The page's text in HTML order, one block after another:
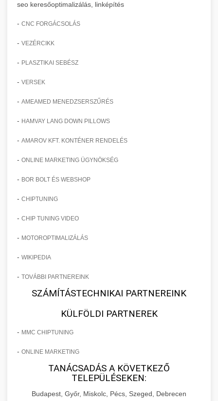
seo keresőoptimalizálás, linképítés
- CNC FORGÁCSOLÁS
- VEZÉRCIKK
- PLASZTIKAI SEBÉSZ
- VERSEK
- AMEAMED MENEDZSERSZŰRÉS
- HAMVAY LANG DOWN PILLOWS
- AMAROV KFT. KONTÉNER RENDELÉS
- ONLINE MARKETING ÜGYNÖKSÉG
- BOR BOLT ÉS WEBSHOP
- CHIPTUNING
- CHIP TUNING VIDEO
- MOTOROPTIMALIZÁLÁS
- WIKIPEDIA
- TOVÁBBI PARTNEREINK
SZÁMÍTÁSTECHNIKAI PARTNEREINK
KÜLFÖLDI PARTNEREK
- MMC CHIPTUNING
- ONLINE MARKETING
TANÁCSADÁS A KÖVETKEZŐ
TELEPÜLÉSEKEN:
Budapest, Győr, Miskolc, Pécs, Szeged, Debrecen